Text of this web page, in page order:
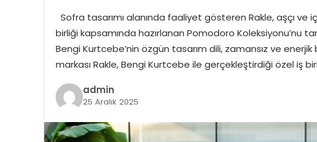
Sofra tasarımı alanında faaliyet gösteren Rakle, aşçı
birliği kapsamında hazırlanan Pomodoro Koleksiyonu’nu
Bengi Kurtcebe’nin özgün tasarım dili, zamansız ve
markası Rakle, Bengi Kurtcebe ile gerçekleştirdiği özel iş
admin
25 Aralık 2025